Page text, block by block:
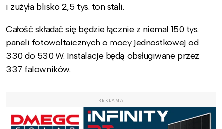
i zużyła blisko 2,5 tys. ton stali.
Całość składać się będzie łącznie z niemal 150 tys.
paneli fotowoltaicznych o mocy jednostkowej od
330 do 530 W. Instalacje będą obsługiwane przez
337 falowników.
REKLAMA